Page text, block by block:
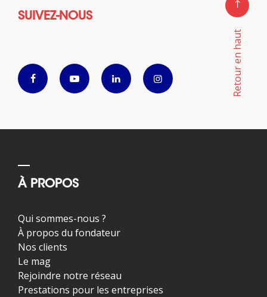
SUIVEZ-NOUS
Retour en haut
À PROPOS
Qui sommes-nous ?
À propos du fondateur
Nos clients
Le mag
Rejoindre notre réseau
Prestations pour les entreprises